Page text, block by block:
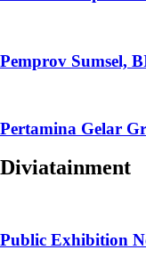
Pemprov Sumsel,
Pertamina Gelar
Diviatainment
Public Exhibition